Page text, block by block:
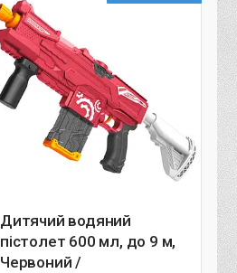
Дитячий водяний
пістолет 600 мл, до 9 м,
Червоний /